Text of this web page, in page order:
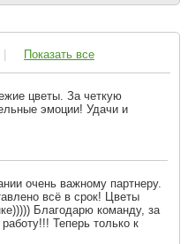
| Показать все
цветы. За четкую
эмоции! Удачи и
очень важному партнеру.
всё в срок! Цветы
Благодарю команду, за
Теперь только к